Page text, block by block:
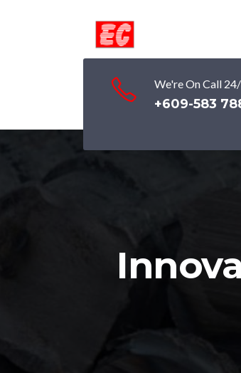
We're On Call
+609-583